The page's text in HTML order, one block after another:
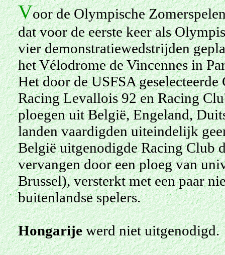
Voor de Olympische
dat voor de eerste keer als
vier demonstratiewedstrijden
het Vélodrome de Vincennes in
Het door de USFSA
Racing Levallois 92 en Racing
ploegen uit België, Engeland,
landen vaardigden uiteindelijk
België uitgenodigde Racing Club
vervangen door een ploeg van
Brussel), versterkt met een paar
buitenlandse spelers.
Hongarijewerd niet uitgenodigd.